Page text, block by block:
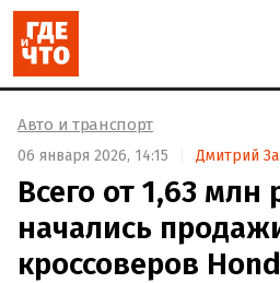
Авто и транспорт
06 января 2026, 14:15 Дмитрий
Всего от 1,63
начались
кроссоверов